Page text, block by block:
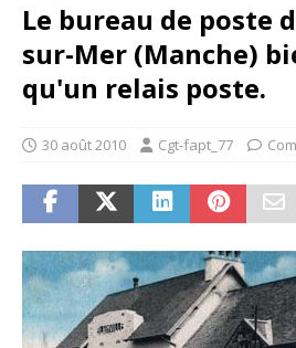
Le bureau de poste
sur-Mer (Manche)
qu'un relais poste.
30 août 2010 Cgt-fapt_77